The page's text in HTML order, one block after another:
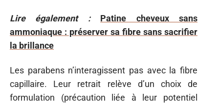
Lire également :
Patine cheveux sans
ammoniaque : préserver sa fibre sans sacrifier
la brillance
Les parabens n’interagissent pas avec la fibre
capillaire. Leur retrait relève d’un choix de
formulation (précaution liée à leur potentiel